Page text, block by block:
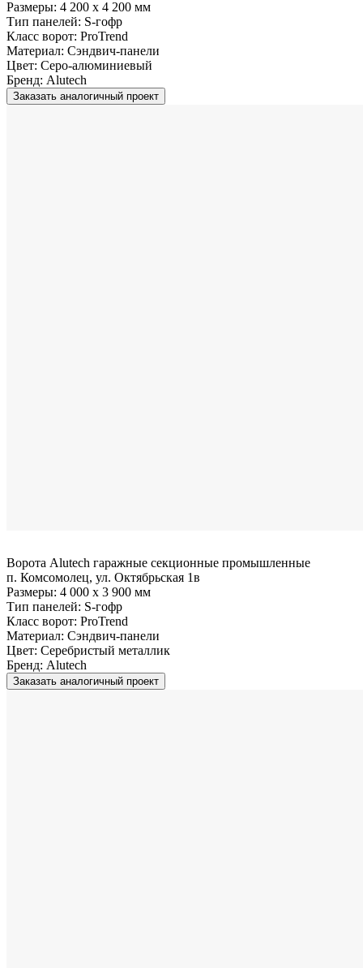
Размеры: 4 200 x 4 200 мм
Тип панелей: S-гофр
Класс ворот: ProTrend
Материал: Сэндвич-панели
Цвет: Серо-алюминиевый
Бренд: Alutech
Заказать аналогичный проект
Ворота Alutech гаражные секционные промышленные
п. Комсомолец, ул. Октябрьская 1в
Размеры: 4 000 x 3 900 мм
Тип панелей: S-гофр
Класс ворот: ProTrend
Материал: Сэндвич-панели
Цвет: Серебристый металлик
Бренд: Alutech
Заказать аналогичный проект